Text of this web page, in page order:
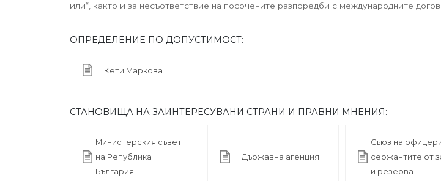
или“, както и за несъответствие на посочените разпоредби с международните
ОПРЕДЕЛЕНИЕ ПО ДОПУСТИМОСТ:
Кети Маркова
СТАНОВИЩА НА ЗАИНТЕРЕСУВАНИ СТРАНИ И ПРАВНИ МНЕНИЯ:
Министерския съвет
на Република
България
Държавна агенция
Съюз на
сержантите от
и резерва